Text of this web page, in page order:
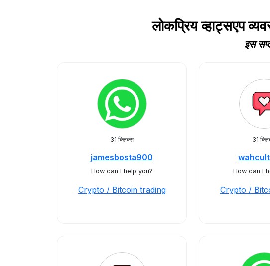
लोकप्रिय व्हाट्सएप
इस
31 क्लिक्स
jamesbosta900
How can I help you?
Crypto / Bitcoin trading
31
How can I
Crypto /